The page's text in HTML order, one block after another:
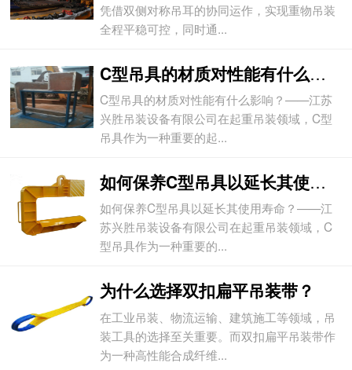
凭借双侧对称吊耳的协同运作，实现重物吊装
全程平稳可控，同时通...
C型吊具的材质对性能有什么影响？
C型吊具的材质对性能有什么影响？——江苏
兴胜吊装设备有限公司在起重吊装领域，C型
吊具作为一种重要的起...
如何保养C型吊具以延长其使用寿命？
如何保养C型吊具以延长其使用寿命？——江
苏兴胜吊装设备有限公司在起重吊装领域，C
型吊具作为一种重要的...
为什么选择双扣扁平吊装带？
在工业吊装、物流运输、建筑施工等领域，吊
装工具的选择至关重要。而双扣扁平吊装带作
为一种高性能合成纤维...